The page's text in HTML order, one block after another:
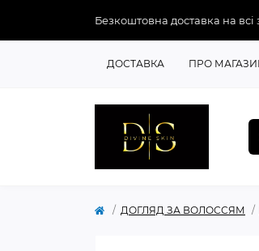
Безкоштовна доставка на
ДОСТАВКА ПРО
ДОГЛЯД ЗА ВОЛОССЯМ